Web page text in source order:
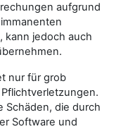
aufgrund
kann jedoch auch
nur für grob
Schäden, die durch
Software und